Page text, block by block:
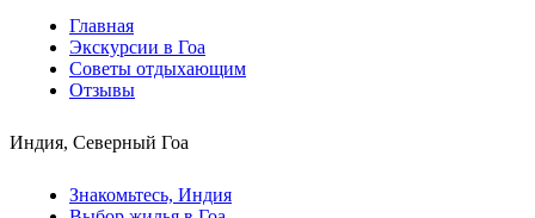
Главная
Экскурсии в Гоа
Советы отдыхающим
Отзывы
Индия, Северный Гоа
Знакомьтесь, Индия